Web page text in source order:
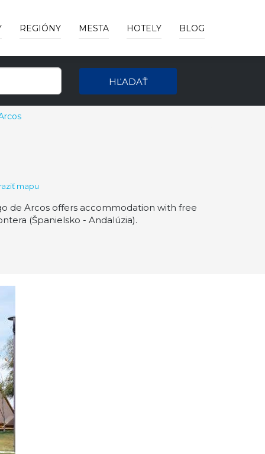
REGIÓNY MESTA HOTELY BLOG
HĽADAŤ
mapu
de Arcos offers accommodation with free
(Španielsko - Andalúzia).